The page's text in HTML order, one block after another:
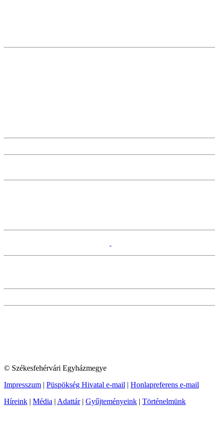
© Székesfehérvári Egyházmegye
Impresszum | Püspökség Hivatal e-mail | Honlapreferens e-mail
Híreink | Média | Adattár| Gyűjteményeink | Történelmünk